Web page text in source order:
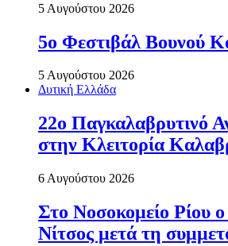
5 Αυγούστου 2026
5ο Φεστιβάλ Βουνού
5 Αυγούστου 2026
Δυτική Ελλάδα
22ο Παγκαλαβρυτινό
στην Κλειτορία
6 Αυγούστου 2026
Στο Νοσοκομείο Ρίου ο
Νίτσος μετά τη